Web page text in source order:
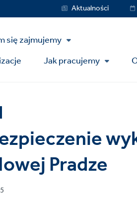
Service
MenuAktualności
się zajmujemy
Jak pracujemy
Pradze